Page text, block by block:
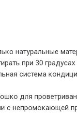
натуральные
при 30 градусах
система
для
с непромокающей